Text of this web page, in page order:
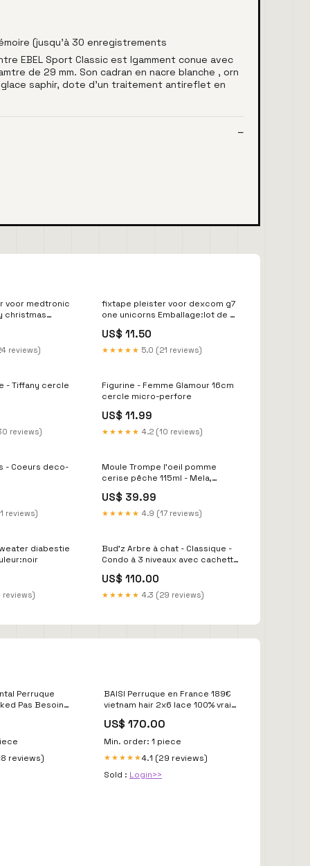
(jusqu'à 30 enregistrements
EBEL Sport Classic est lgamment conue avec
de 29 mm. Son cadran en nacre blanche , orn
saphir, dote d'un traitement antireflet en
voor medtronic
christmas
reviews)
fixtape pleister voor dexcom g7
one unicorns Emballage:lot de 5
US$ 11.50
★★★★★ 5.0 (21 reviews)
- Tiffany cercle
reviews)
Figurine - Femme Glamour 16cm
cercle micro-perfore
US$ 11.99
★★★★★ 4.2 (10 reviews)
- Coeurs deco-
reviews)
Moule Trompe l'oeil pomme
cerise pêche 115ml - Mela,
neige
US$ 39.99
★★★★★ 4.9 (17 reviews)
diabestie
reviews)
Bud'z Arbre à chat - Classique -
Condo à 3 niveaux avec cachette
US$ 110.00
★★★★★ 4.3 (29 reviews)
Perruque
Pas Besoin
En Gros
reviews)
BAISI Perruque en France 189€
vietnam hair 2x6 lace 100% vrais
US$ 170.00
Min. order: 1 piece
★★★★★4.1 (29 reviews)
Sold : Login>>